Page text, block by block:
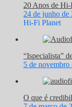
20 Anos de
24 de junho de
Hi-Fi Planet
“Ispecialista”
5 de novembro
O que é